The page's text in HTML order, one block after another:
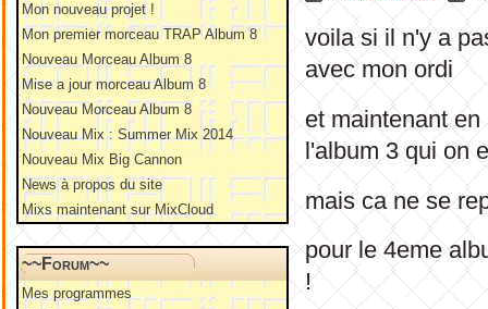
Mon nouveau projet !
Mon premier morceau TRAP Album 8
Nouveau Morceau Album 8
Mise a jour morceau Album 8
Nouveau Morceau Album 8
Nouveau Mix : Summer Mix 2014
Nouveau Mix Big Cannon
News à propos du site
Mixs maintenant sur MixCloud
~~Forum~~
Mes programmes
voila si il n'y a
avec mon ordi
et maintenant
l'album 3 qui on
mais ca ne se
pour le 4eme
!